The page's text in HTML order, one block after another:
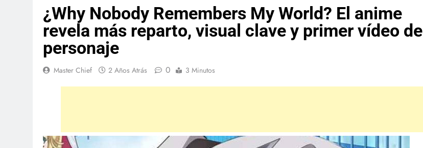
¿Why Nobody Remembers My World? El anime
revela más reparto, visual clave y primer vídeo de
personaje
Master Chief 2 Años Atrás 0 3 Minutos